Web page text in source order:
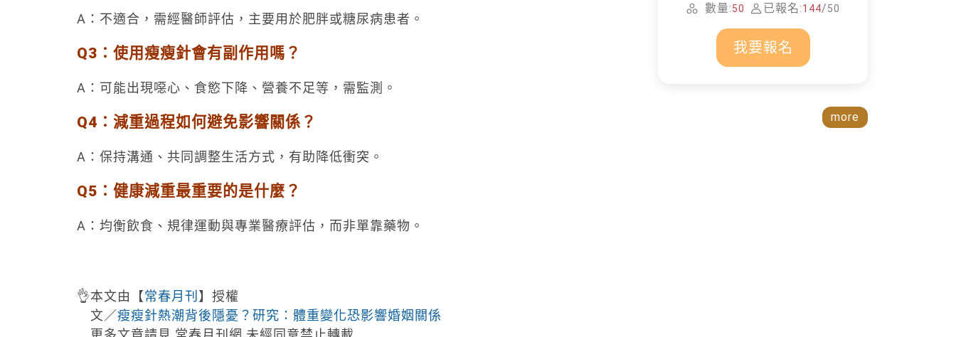
A：不適合，需經醫師評估，主要用於肥胖或糖尿病患者。
Q3：使用瘦瘦針會有副作用嗎？
A：可能出現噁心、食慾下降、營養不足等，需監測。
Q4：減重過程如何避免影響關係？
A：保持溝通、共同調整生活方式，有助降低衝突。
Q5：健康減重最重要的是什麼？
A：均衡飲食、規律運動與專業醫療評估，而非單靠藥物。
👌本文由【常春月刊 】授權
文／瘦瘦針熱潮背後隱憂？研究：體重變化恐影響婚姻關係
數量:50 已報名:144/50
我要報名
more